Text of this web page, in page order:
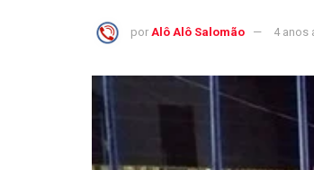
por Alô Alô Salomão 4 anos